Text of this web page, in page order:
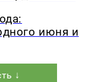
июня и
↓